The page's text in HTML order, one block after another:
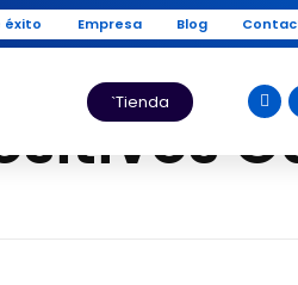
éxito Empresa Blog
Tienda